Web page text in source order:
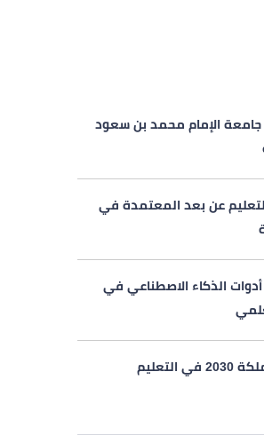
جامعة الإمام محمد بن سعود
عن بعد المعتمدة في
أفضل 10 أدوات الذكاء الاصطناعي في
التعليم